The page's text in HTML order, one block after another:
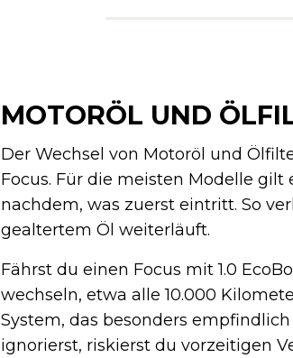
MOTORÖL UND
Der Wechsel von Motoröl und
Focus. Für die meisten Modelle gilt
nachdem, was zuerst eintritt. So
gealtertem Öl weiterläuft.
Fährst du einen Focus mit 1.0
wechseln, etwa alle 10.000
System, das besonders
ignorierst, riskierst du vorzeitigen